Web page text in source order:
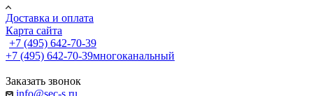
Доставка и оплата
Карта сайта
+7 (495) 642-70-39
+7 (495) 642-70-39многоканальный
Заказать звонок